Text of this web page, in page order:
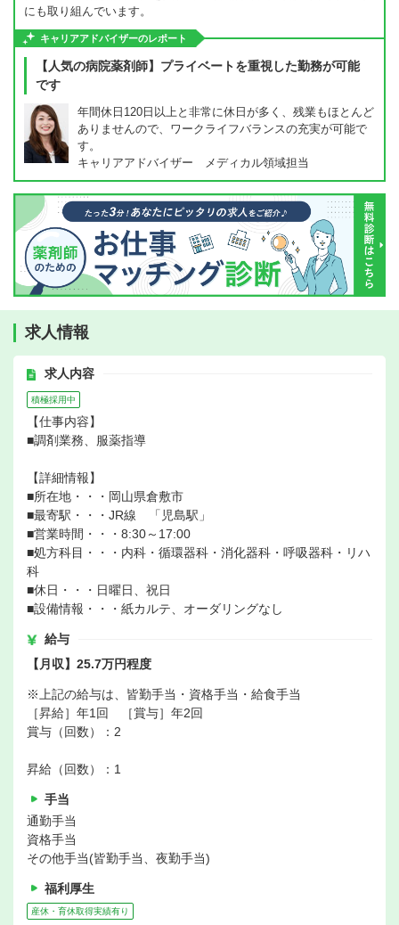
にも取り組んでいます。
キャリアアドバイザーのレポート
【人気の病院薬剤師】プライベートを重視した勤務が可能
です
年間休日120日以上と非常に休日が多く、残業もほとんど
ありませんので、ワークライフバランスの充実が可能で
す。
キャリアアドバイザー メディカル領域担当
求人情報
求人内容
積極採用中
【仕事内容】
■調剤業務、服薬指導
【詳細情報】
■所在地・・・岡山県倉敷市
■最寄駅・・・JR線 「児島駅」
■営業時間・・・8:30～17:00
■処方科目・・・内科・循環器科・消化器科・呼吸器科・リハ
科
■休日・・・日曜日、祝日
■設備情報・・・紙カルテ、オーダリングなし
給与
【月収】25.7万円程度
※上記の給与は、皆勤手当・資格手当・給食手当
［昇給］年1回 ［賞与］年2回
賞与（回数）：2
昇給（回数）：1
手当
通勤手当
資格手当
その他手当(皆勤手当、夜勤手当)
福利厚生
産休・育休取得実績有り